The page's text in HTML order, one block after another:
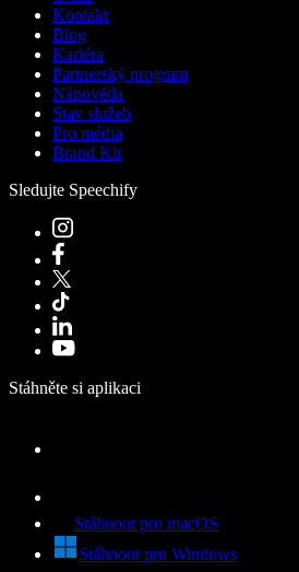
Kontakt
Blog
Kariéra
Partnerský program
Nápověda
Stav služeb
Pro média
Brand Kit
Sledujte Speechify
Stáhněte si aplikaci
Stáhnout pro macOS
Stáhnout pro Windows